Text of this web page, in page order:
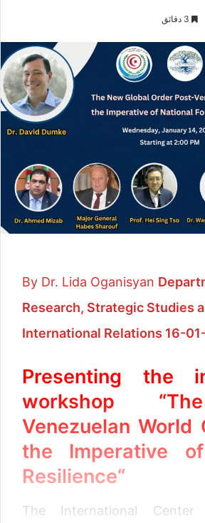
By Dr. Lida Oganisyan
Research, Strategic Studies
International Relations 16-
Presenting the
workshop
Venezuelan World
the Imperative
Resilience“
The International